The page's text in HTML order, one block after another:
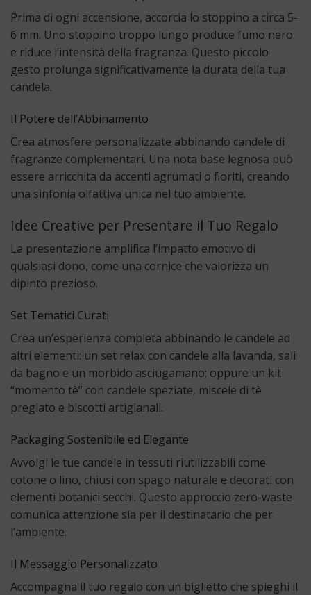
Prima di ogni accensione, accorcia lo stoppino a circa 5-
6 mm. Uno stoppino troppo lungo produce fumo nero
e riduce l’intensità della fragranza. Questo piccolo
gesto prolunga significativamente la durata della tua
candela.
Il Potere dell’Abbinamento
Crea atmosfere personalizzate abbinando candele di
fragranze complementari. Una nota base legnosa può
essere arricchita da accenti agrumati o fioriti, creando
una sinfonia olfattiva unica nel tuo ambiente.
Idee Creative per Presentare il Tuo Regalo
La presentazione amplifica l’impatto emotivo di
qualsiasi dono, come una cornice che valorizza un
dipinto prezioso.
Set Tematici Curati
Crea un’esperienza completa abbinando le candele ad
altri elementi: un set relax con candele alla lavanda, sali
da bagno e un morbido asciugamano; oppure un kit
“momento tè” con candele speziate, miscele di tè
pregiato e biscotti artigianali.
Packaging Sostenibile ed Elegante
Avvolgi le tue candele in tessuti riutilizzabili come
cotone o lino, chiusi con spago naturale e decorati con
elementi botanici secchi. Questo approccio zero-waste
comunica attenzione sia per il destinatario che per
l’ambiente.
Il Messaggio Personalizzato
Accompagna il tuo regalo con un biglietto che spieghi il